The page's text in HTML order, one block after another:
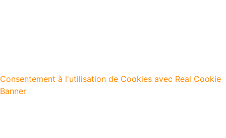
Consentement à l'utilisation de Cookies avec Real Cookie
Banner